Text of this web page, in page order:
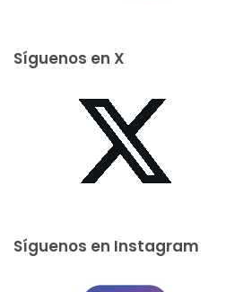
Síguenos en X
Síguenos en Instagram